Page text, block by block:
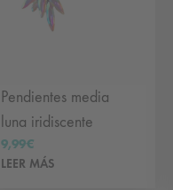
Pendientes media
luna iridiscente
9,99€
LEER MÁS